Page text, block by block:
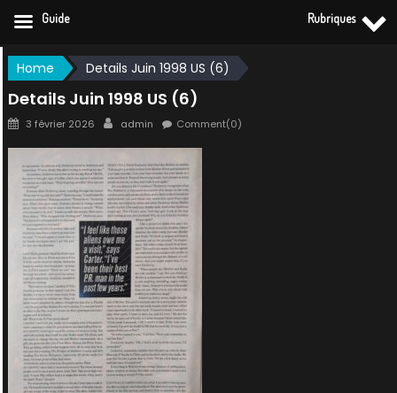
Skip
to
content
Home Details Juin 1998 US (6)
Details Juin 1998 US (6)
Posted
3 février 2026 Author
admin Comment(0)
Guide Rubriques